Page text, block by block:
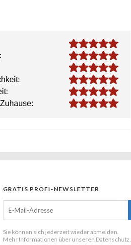
5.0
5.0
5.0
5.0
5.0
5.0
GRATIS PROFI-NEWSLETTER
Sie können sich jederzeit wieder abmelden.
Mehr Informationen über unseren Datenschutz.